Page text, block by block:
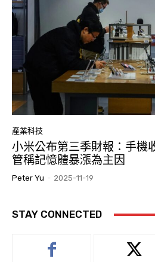
產業科技
小米公布第三季財報：手
管稱記憶體暴漲為主因
Peter Yu - 2025-11-19
STAY CONNECTED